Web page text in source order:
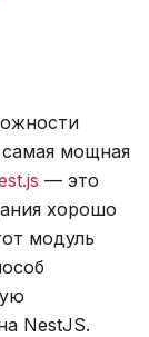
мощная
— это
хорошо
модуль
NestJS.